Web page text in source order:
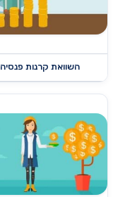
השוואת קרנות פנסיה